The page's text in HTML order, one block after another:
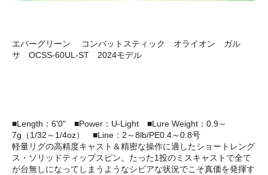
エバーグリーン コンバットスティック オライオン ガル
サ OCSS-60UL-ST 2024モデル
■Length：6'0" ■Power：U-Light ■Lure Weight：0.9～
7g（1/32～1/4oz） ■Line：2～8lb/PE0.4～0.8号
軽量リグの高精度キャスト＆精密な操作に適したショートレング
ス・ソリッドティップスピン。たった1投のミスキャストで全て
が台無しになってしまうようなシビアな状況でこそ真価を発揮す